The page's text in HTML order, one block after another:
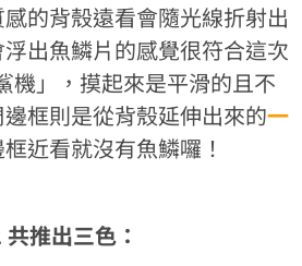
的背殼遠看會隨光線折射出
出魚鱗片的感覺很符合這次
機」，摸起來是平滑的且不
框則是從背殼延伸出來的一
框近看就沒有魚鱗囉！
推出三色：